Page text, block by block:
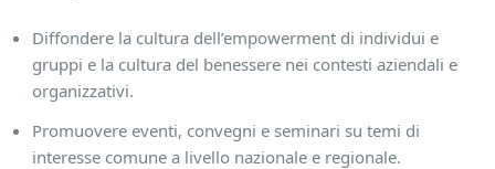
Diffondere la cultura dell’empowerment di individui e
gruppi e la cultura del benessere nei contesti aziendali e
organizzativi.
Promuovere eventi, convegni e seminari su temi di
interesse comune a livello nazionale e regionale.